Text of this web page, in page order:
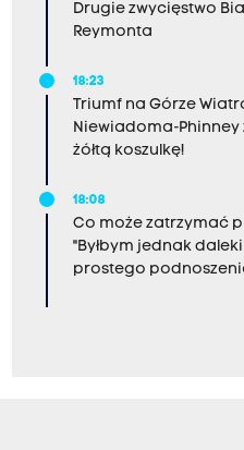
Drugie zwycięstwo
Reymonta
18:23
Triumf na Górze
Niewiadoma-Phinney
żółtą koszulkę!
18:08
Co może zatrzymać
"Byłbym jednak
prostego